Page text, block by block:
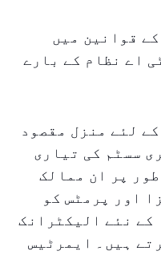
قوانین میں
اے نظام کے بارے
لئے منزل مقصود
سسٹم کی تیاری
پر ان ممالک
اور پرمٹس کو
کے نئے الیکٹرانک
ہیں۔ ایمرٹیس